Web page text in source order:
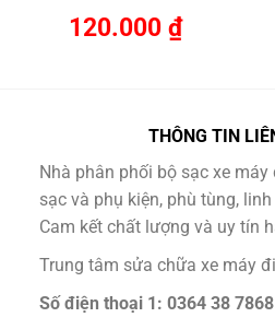
120.000 ₫
THÔNG TIN
Nhà phân phối bộ sạc xe
sạc và phụ kiện, phù tùng,
Cam kết chất lượng và uy tín
Trung tâm sửa chữa xe máy
Số điện thoại 1: 0364 38